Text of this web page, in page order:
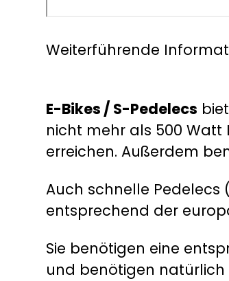
Weiterführende
E-Bikes / S-Pedelecs
nicht mehr als 500
erreichen. Außerdem
Auch schnelle Pedelecs
entsprechend der
Sie benötigen eine
und benötigen natürlich